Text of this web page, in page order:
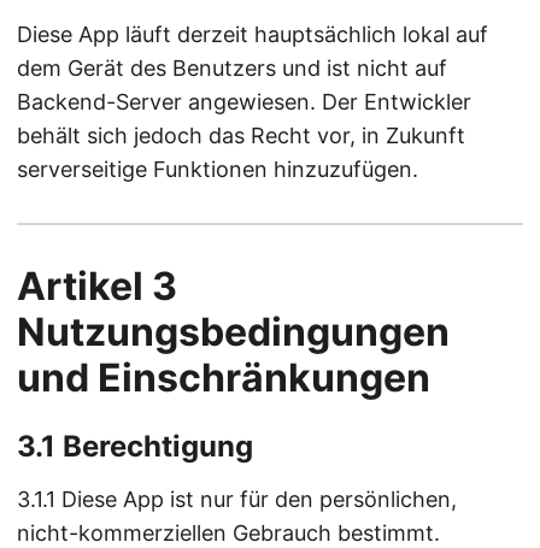
Diese App läuft derzeit hauptsächlich lokal auf
dem Gerät des Benutzers und ist nicht auf
Backend-Server angewiesen. Der Entwickler
behält sich jedoch das Recht vor, in Zukunft
serverseitige Funktionen hinzuzufügen.
Artikel 3
Nutzungsbedingungen
und Einschränkungen
3.1 Berechtigung
3.1.1 Diese App ist nur für den persönlichen,
nicht-kommerziellen Gebrauch bestimmt.